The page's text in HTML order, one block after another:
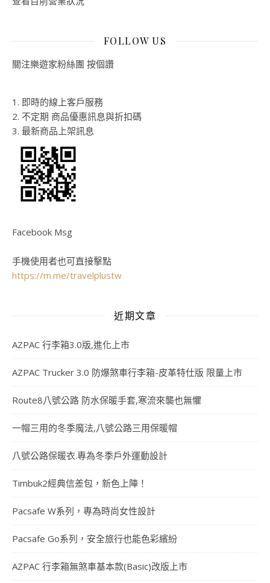
FOLLOW US
關注樂遊家粉絲團 按個讚
1. 即時的線上客戶服務
2. 不定期 商品優惠訊息與折扣碼
3. 最新商品上架訊息
Facebook Msg
手機使用者也可直接擊點
https://m.me/travelplustw
近期文章
AZPAC 行李箱3.0版,進化上市
AZPAC Trucker 3.0 防爆煞車行李箱-皮革特仕版 限量上市
Route8八號公路 防水保暖手套,寒流來襲也無懼
一帽三用的冬季魔法,八號公路三用保暖帽
八號公路保暖衣.專為冬季戶外運動設計
Timbuk2經典信差包，新色上陣！
Pacsafe W系列，專為時尚女性設計
Pacsafe Go系列，安全旅行也能色彩繽紛
AZPAC 行李箱無煞車基本款(Basic)改版上市